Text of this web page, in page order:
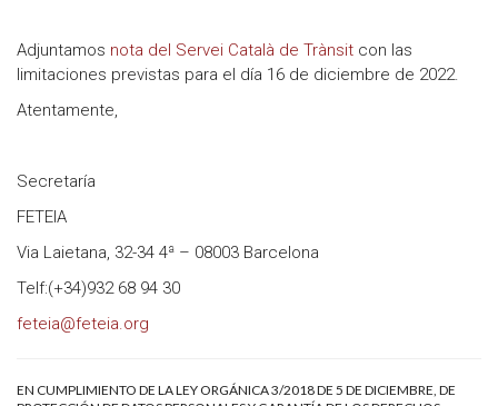
Adjuntamos nota del Servei Català de Trànsit con las
limitaciones previstas para el día 16 de diciembre de 2022.
Atentamente,
Secretaría
FETEIA
Via Laietana, 32-34 4ª – 08003 Barcelona
Telf:(+34)932 68 94 30
feteia@feteia.org
EN CUMPLIMIENTO DE LA LEY ORGÁNICA 3/2018 DE 5 DE DICIEMBRE, DE